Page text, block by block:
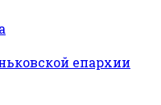
епархии